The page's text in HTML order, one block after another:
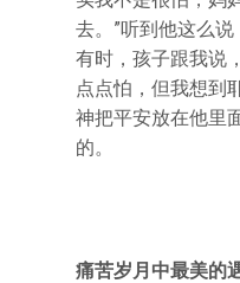
去。”听到他这么
有时，孩子跟我说
点点怕，但我想到
神把平安放在他里
的。
痛苦岁月中最美的